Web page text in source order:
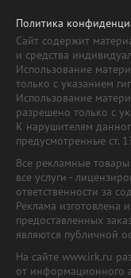
Политика
Сайт содержит
и средства
Использование
только с указанием
Использование
разрешено только с
К нарушителям
предусмотренные ст.
Все рекламные
все услуги -
ответственности за
Реклама изготовлена
предоставленных
являются публичной
На сайте www.irk.ru
от информационного